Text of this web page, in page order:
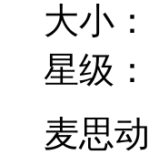
大小
星级：
麦思